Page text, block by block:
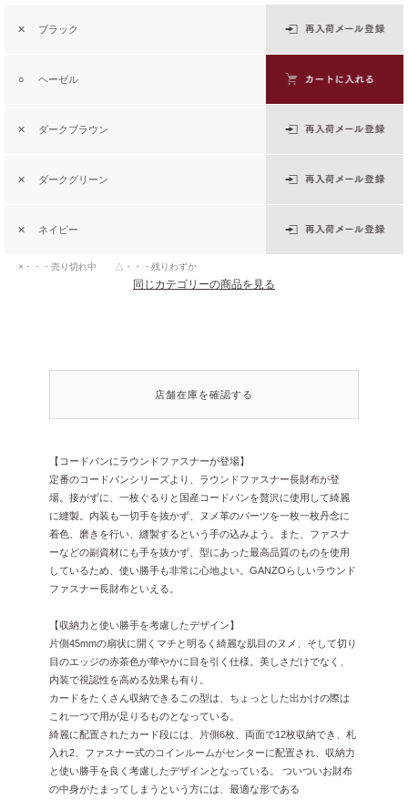
✕ ブラック
○ ヘーゼル
✕ ダークブラウン
✕ ダークグリーン
✕ ネイビー
×・・・売り切れ中 △・・・残りわずか
同じカテゴリーの商品を見る
店舗在庫を確認する
【コードバンにラウンドファスナーが登場】
定番のコードバンシリーズより、ラウンドファスナー長財布が登
場。接がずに、一枚ぐるりと国産コードバンを贅沢に使用して綺麗
に縫製。内装も一切手を抜かず、ヌメ革のパーツを一枚一枚丹念に
着色、磨きを行い、縫製するという手の込みよう。また、ファスナ
ーなどの副資材にも手を抜かず、型にあった最高品質のものを使用
しているため、使い勝手も非常に心地よい。GANZOらしいラウンド
ファスナー長財布といえる。
【収納力と使い勝手を考慮したデザイン】
片側45mmの扇状に開くマチと明るく綺麗な肌目のヌメ、そして切り
目のエッジの赤茶色が華やかに目を引く仕様。美しさだけでなく、
内装で視認性を高める効果も有り。
カードをたくさん収納できるこの型は、ちょっとした出かけの際は
これ一つで用が足りるものとなっている。
綺麗に配置されたカード段には、片側6枚、両面で12枚収納でき、札
入れ2、ファスナー式のコインルームがセンターに配置され、収納力
と使い勝手を良く考慮したデザインとなっている。 ついついお財布
の中身がたまってしまうという方には、最適な形である